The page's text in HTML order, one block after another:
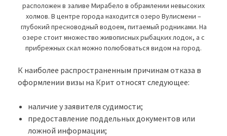
расположен в заливе Мирабело в обрамлении невысоких
холмов. В центре города находится озеро Вулисмени –
глубокий пресноводный водоем, питаемый родниками. На
озере стоит множество живописных рыбацких лодок, а с
прибрежных скал можно полюбоваться видом на город.
К наиболее распространенным причинам отказа в
оформлении визы на Крит относят следующее:
наличие у заявителя судимости;
предоставление поддельных документов или
ложной информации;